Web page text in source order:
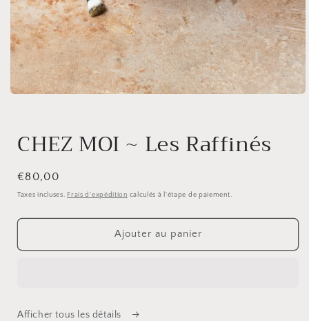
dans
une
modale
CHEZ MOI ~ Les Raffinés
Prix
habituel
€80,00
Taxes incluses. Frais d'expédition calculés à l'étape de paiement.
Ajouter au panier
Afficher tous les détails